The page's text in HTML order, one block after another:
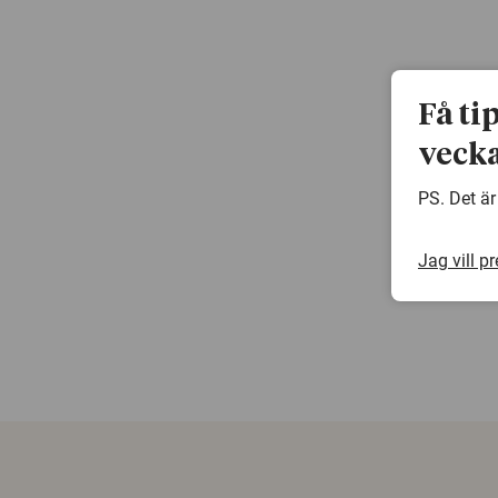
Få
PS. Det
Jag vill